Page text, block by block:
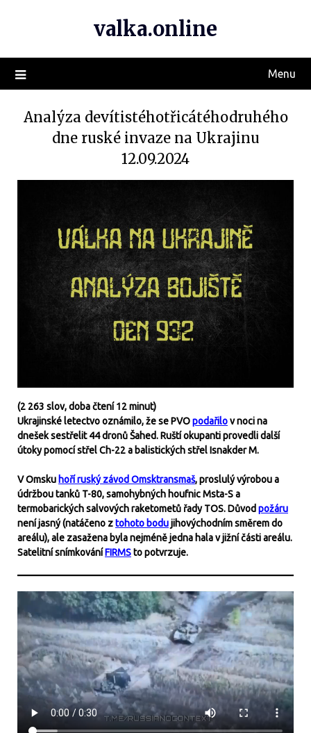
valka.online
Menu
Analýza devítistéhotřicátéhodruhého
dne ruské invaze na Ukrajinu
12.09.2024
(2 263 slov, doba čtení 12 minut)
Ukrajinské letectvo oznámilo, že se PVOpodařilov noci na
dnešek sestřelit 44 dronů Šahed. Ruští okupanti provedli další
útoky pomocí střel Ch-22 a balistických střel Isnakder M.
V Omsku hoří ruský závod Omsktransmaš, proslulý výrobou a
údržbou tanků T-80, samohybných houfnic Msta-S a
termobarických salvových raketometů řady TOS. Důvod požáru
není jasný (natáčeno ztohoto bodujihovýchodním směrem do
areálu), ale zasažena byla nejméně jedna hala v jižní části areálu.
Satelitní snímkováníFIRMSto potvrzuje.